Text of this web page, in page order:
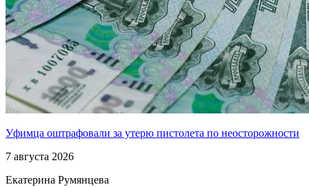
Уфимца оштрафовали за утерю пистолета по неосторожности
7 августа 2026
Екатерина Румянцева